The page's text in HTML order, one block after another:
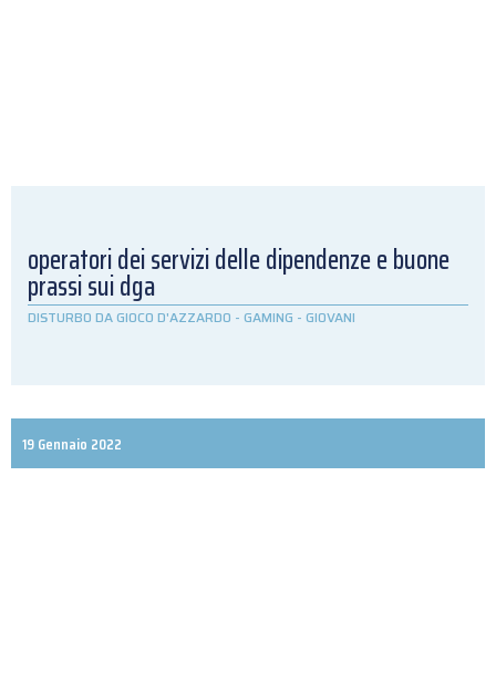
operatori dei servizi delle dipendenze e buone
prassi sui dga
DISTURBO DA GIOCO D'AZZARDO - GAMING - GIOVANI
19 Gennaio 2022